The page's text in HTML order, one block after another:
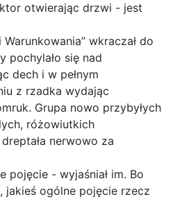
otwierając drzwi - jest
wkraczał do
pochylało się nad
dech i w pełnym
z rzadka wydając
Grupa nowo przybyłych
różowiutkich
nerwowo za
pojęcie - wyjaśniał im. Bo
jakieś ogólne pojęcie rzecz